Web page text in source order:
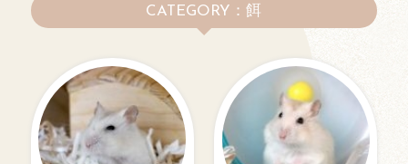
CATEGORY ：餌